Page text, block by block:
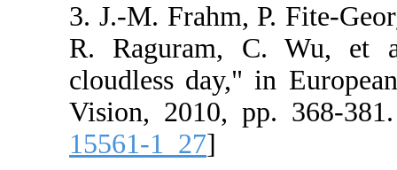
3. J.-M. Frahm,
R. Raguram,
cloudless
Vision, 2010,
15561-1_27